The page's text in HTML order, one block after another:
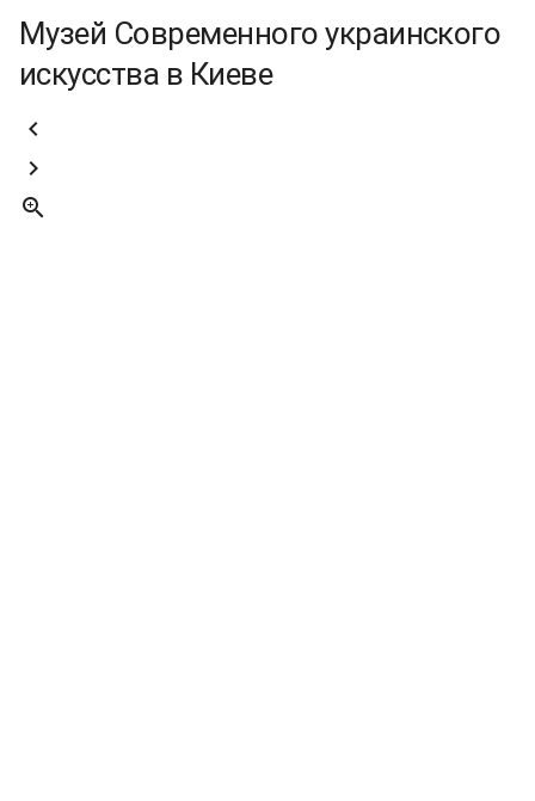
Музей Современного украинского
искусства в Киеве


